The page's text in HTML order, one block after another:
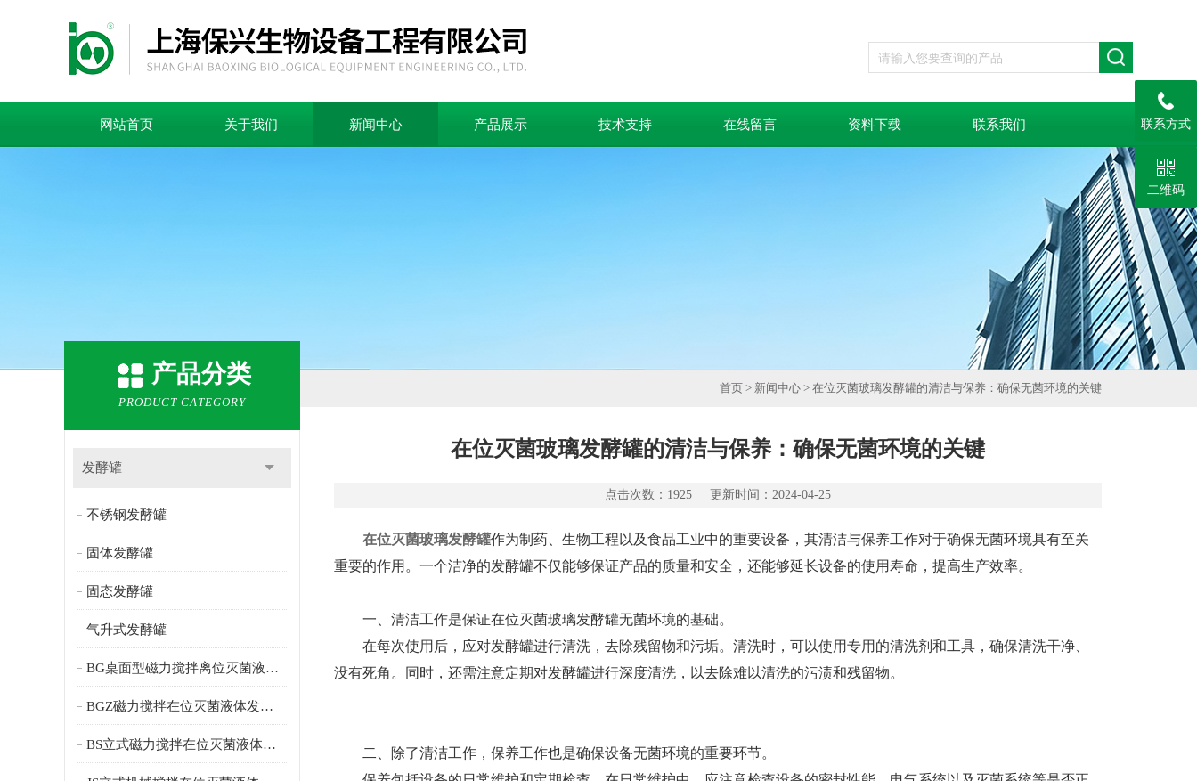
网站首页 关于我们 新闻中心 产品展示 技术支持 在线留言 资料下载 联系我们
产品分类
PRODUCT CATEGORY
发酵罐
不锈钢发酵罐
固体发酵罐
固态发酵罐
气升式发酵罐
BG桌面型磁力搅拌离位灭菌液体发酵罐
BGZ磁力搅拌在位灭菌液体发酵罐
BS立式磁力搅拌在位灭菌液体发酵罐
首页 > 新闻中心 > 在位灭菌玻璃发酵罐的清洁与保养：确保无菌环境的关键
在位灭菌玻璃发酵罐的清洁与保养：确保无菌环境的关键
点击次数：1925 更新时间：2024-04-25
在位灭菌玻璃发酵罐作为制药、生物工程以及食品工业中的重要设备，其清洁与保养工作对于确保无菌环境具有至关
重要的作用。一个洁净的发酵罐不仅能够保证产品的质量和安全，还能够延长设备的使用寿命，提高生产效率。
一、清洁工作是保证在位灭菌玻璃发酵罐无菌环境的基础。
在每次使用后，应对发酵罐进行清洗，去除残留物和污垢。清洗时，可以使用专用的清洗剂和工具，确保清洗干净、
没有死角。同时，还需注意定期对发酵罐进行深度清洗，以去除难以清洗的污渍和残留物。
二、除了清洁工作，保养工作也是确保设备无菌环境的重要环节。
联系方式
二维码